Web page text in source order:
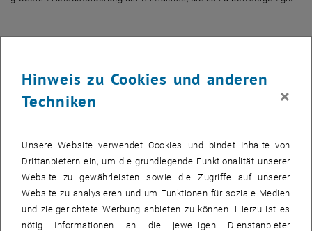
Rückblick und Ausblick"
Diskussionsveranstaltung mit WissenschafterInnen und
Ein Jahr nach Beginn der COVID-19-Pandemie und unserem ersten
"Digitalen Salon" zu diesem Thema, wollen wir sowohl einen
Rückblick als auch einen Ausblick wagen. Was wurde/wird gut und
was schlecht gelöst? Haben wir als Wissensgesellschaft gewonnen
oder verloren? Haben wir als Demokratie gewonnen oder verloren?
Was bleibt von der Pandemie?
Hinweis zu Cookies und anderen
Techniken
×
Unsere Website verwendet Cookies und bindet Inhalte von
Drittanbietern ein, um die grundlegende Funktionalität unserer
Website zu gewährleisten sowie die Zugriffe auf unserer
Website zu analysieren und um Funktionen für soziale Medien
und zielgerichtete Werbung anbieten zu können. Hierzu ist es
nötig Informationen an die jeweiligen Dienstanbieter